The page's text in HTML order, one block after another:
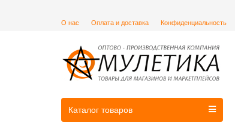
О нас Оплата и доставка Конфиденциальность
Каталог товаров